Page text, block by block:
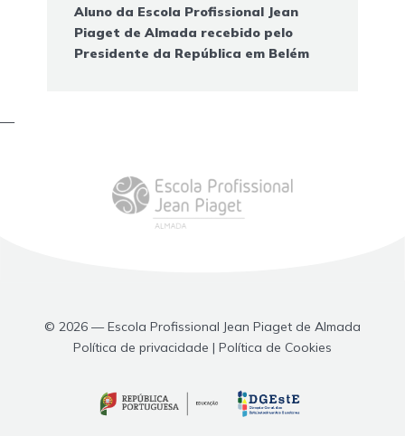
Aluno da Escola Profissional Jean
Piaget de Almada recebido pelo
Presidente da República em Belém
—
© 2026 — Escola Profissional Jean Piaget de Almada
Política de privacidade | Política de Cookies